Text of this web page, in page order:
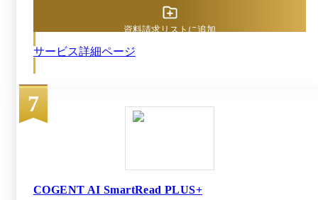
レート利用ですぐに業務で利用可能 ｢請求書｣
｢注文書｣｢納品書｣のよくある項目名をあらかじめ
トを選ぶだけで、項目定義を省略してすぐに読み
読取位置が間違っていた場合、修正した読取位置
を保存します。 3ステップの簡単な操作で｢レ
イアウト学習｣をすることにより、次回から正し
最適な状態で認識を行えます。 ■電子帳簿保存法
対応サービスへ認識結果をスムーズにデータ連携
タを加工して納品 EXCELやPDFといった納品形式に
管・活用するかまでを考慮し、出力データを最適な形
単に紙や写真をデジタルデータ化することが可能で
す。 また多くのAI-OCRで必要なテンプレートの作成
能、項目指定機能、検索可能PDF作成機能など、汎用
のカスタマイズや生成AIにも対応しており、図面な
どの読み取り箇所が固定化されない帳票の読み取り
や、非定型文書の読み取りにも対応し、お客様のDX
に貢献します。 また Power Automate for desktop との
サービス詳細ページ
資料請求リストに追加
7
COGENT AI SmartRead PLUS+